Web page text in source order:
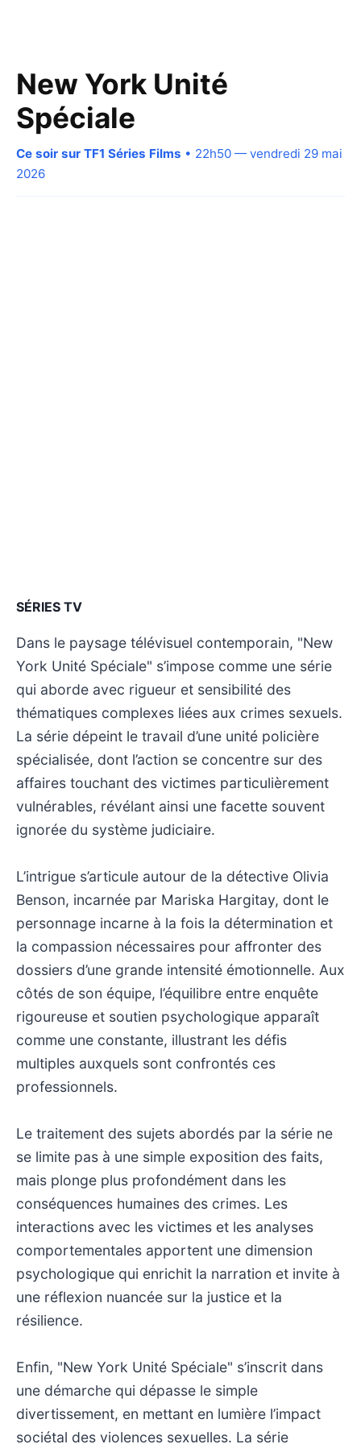
New York Unité
Spéciale
Ce soir sur TF1 Séries Films • 22h50 — vendredi 29 mai
2026
SÉRIES TV
Dans le paysage télévisuel contemporain, "New
York Unité Spéciale" s’impose comme une série
qui aborde avec rigueur et sensibilité des
thématiques complexes liées aux crimes sexuels.
La série dépeint le travail d’une unité policière
spécialisée, dont l’action se concentre sur des
affaires touchant des victimes particulièrement
vulnérables, révélant ainsi une facette souvent
ignorée du système judiciaire.
L’intrigue s’articule autour de la détective Olivia
Benson, incarnée par Mariska Hargitay, dont le
personnage incarne à la fois la détermination et
la compassion nécessaires pour affronter des
dossiers d’une grande intensité émotionnelle. Aux
côtés de son équipe, l’équilibre entre enquête
rigoureuse et soutien psychologique apparaît
comme une constante, illustrant les défis
multiples auxquels sont confrontés ces
professionnels.
Le traitement des sujets abordés par la série ne
se limite pas à une simple exposition des faits,
mais plonge plus profondément dans les
conséquences humaines des crimes. Les
interactions avec les victimes et les analyses
comportementales apportent une dimension
psychologique qui enrichit la narration et invite à
une réflexion nuancée sur la justice et la
résilience.
Enfin, "New York Unité Spéciale" s’inscrit dans
une démarche qui dépasse le simple
divertissement, en mettant en lumière l’impact
sociétal des violences sexuelles. La série